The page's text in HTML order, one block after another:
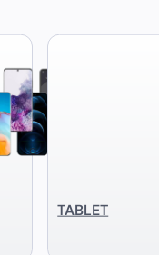
TABLET